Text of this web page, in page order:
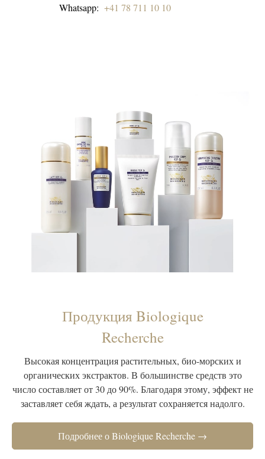
Whatsapp: +41 78 711 10 10
Продукция Biologique
Recherche
Высокая концентрация растительных, био-морских и
органических экстрактов. В большинстве средств это
число составляет от 30 до 90%. Благодаря этому, эффект не
заставляет себя ждать, а результат сохраняется надолго.
Подробнее о Biologique Recherche →